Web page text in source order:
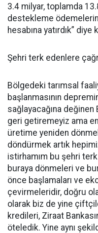
3.4 milyar, toplamda
destekleme
hesabına yatırdık” diye
Şehri terk edenlere
Bölgedeki tarımsal
başlanmasının
sağlayacağına
geri getiremeyiz ama
üretime yeniden
döndürmek artık
istirhamım bu şehri
buraya dönmeleri ve
önce başlamaları ve
çevirmeleridir, doğru
olarak biz de yine
kredileri, Ziraat
öteledik. Yine aynı